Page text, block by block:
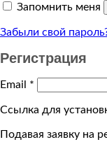
Запомнить меня
Забыли свой
Регистрация
Email *
Ссылка для
Подавая заявку на